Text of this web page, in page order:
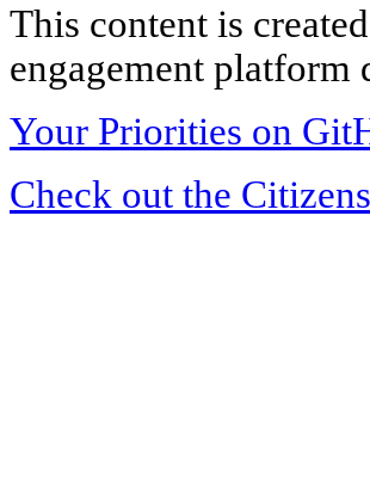
This content is
engagement platform
Your Priorities on
Check out the